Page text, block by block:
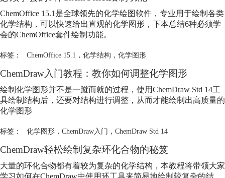
ChemOffice 15.1是全球领先的化学绘图软件，专业用于绘制各类
化学结构，可以快速给出直观的化学图形 ，下本总结6种必须学
会的ChemOffice套件绘制功能。
标签： ChemOffice 15.1 ， 化学结构 ， 化学图形
ChemDraw入门教程：教你如何调整化学图形
绘制 化学图形并不是一蹴而就的过程，使用ChemDraw Std 14工
具绘制结构后，还要对结构进行调整，从而才能绘制出高质量的
化学图形
标签： 化学图形， ChemDraw入门 ， ChemDraw Std 14
ChemDraw轻松绘制复杂环化合物的秘笈
大量的环化合物都有着较为复杂的化学结构，本教程将带领大家
学习如何在ChemDraw中使用环工具来简易地绘制较复杂的结